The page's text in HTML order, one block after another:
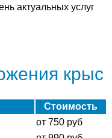
актуальных услуг
крыс
Стоимость
от 750 руб